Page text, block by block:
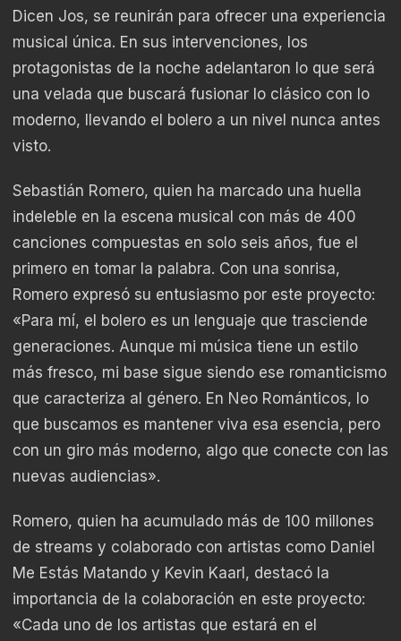
Dicen Jos, se reunirán para ofrecer una experiencia
musical única. En sus intervenciones, los
protagonistas de la noche adelantaron lo que será
una velada que buscará fusionar lo clásico con lo
moderno, llevando el bolero a un nivel nunca antes
visto.
Sebastián Romero, quien ha marcado una huella
indeleble en la escena musical con más de 400
canciones compuestas en solo seis años, fue el
primero en tomar la palabra. Con una sonrisa,
Romero expresó su entusiasmo por este proyecto:
«Para mí, el bolero es un lenguaje que trasciende
generaciones. Aunque mi música tiene un estilo
más fresco, mi base sigue siendo ese romanticismo
que caracteriza al género. En Neo Románticos, lo
que buscamos es mantener viva esa esencia, pero
con un giro más moderno, algo que conecte con las
nuevas audiencias».
Romero, quien ha acumulado más de 100 millones
de streams y colaborado con artistas como Daniel
Me Estás Matando y Kevin Kaarl, destacó la
importancia de la colaboración en este proyecto:
«Cada uno de los artistas que estará en el